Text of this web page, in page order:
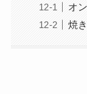
オ
焼